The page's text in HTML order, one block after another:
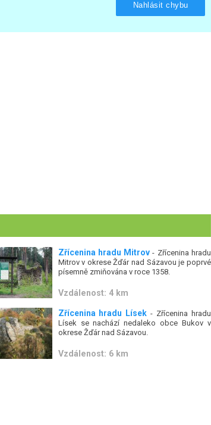
Nahlásit chybu
Zřícenina hradu Mitrov - Zřícenina hradu
Mitrov v okrese Žďár nad Sázavou je poprvé
písemně zmiňována v roce 1358.
Vzdálenost: 4 km
Zřícenina hradu Lísek - Zřícenina hradu
Lísek se nachází nedaleko obce Bukov v
okrese Žďár nad Sázavou.
Vzdálenost: 6 km